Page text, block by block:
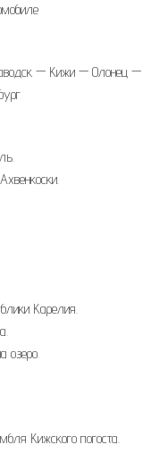
— Кижи — Олонец —
Карелия.
озеро.
Кижского погоста.